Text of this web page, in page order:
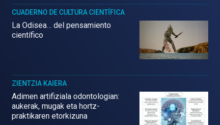
CUADERNO DE CULTURA CIENTÍFICA
La Odisea… del pensamiento
científico
ZIENTZIA KAIERA
Adimen artifiziala odontologian:
aukerak, mugak eta hortz-
praktikaren etorkizuna